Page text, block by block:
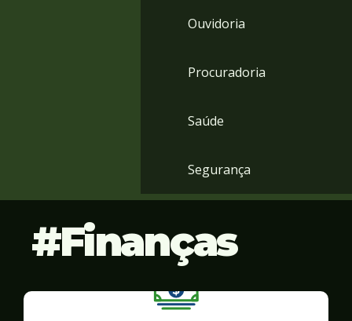
Ouvidoria
Procuradoria
Saúde
Segurança
Finanças